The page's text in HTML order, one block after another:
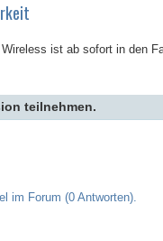
ist ab sofort in den
teilnehmen.
im Forum (0 Antworten).